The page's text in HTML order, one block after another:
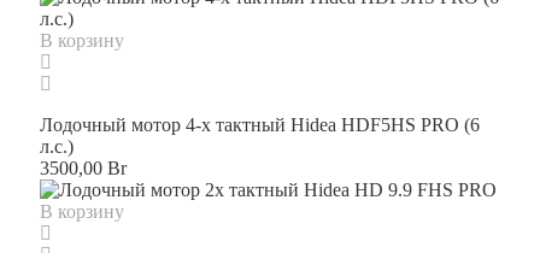
В корзину
Лодочный мотор 4-х тактный Hidea HDF5HS PRO (6
л.с.)
3500,00 Br
В корзину